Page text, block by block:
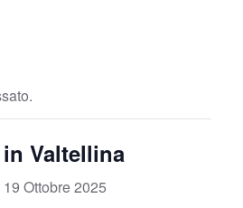
Valtellina
19 Ottobre 2025